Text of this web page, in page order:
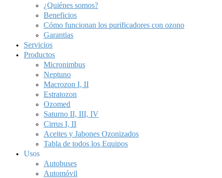
¿Quiénes somos?
Beneficios
Cómo funcionan los purificadores con ozono
Garantias
Servicios
Productos
Micronimbus
Neptuno
Macrozon I, II
Estratozon
Ozomed
Saturno II, III, IV
Cirrus I, II
Aceites y Jabones Ozonizados
Tabla de todos los Equipos
Usos
Autobuses
Automóvil